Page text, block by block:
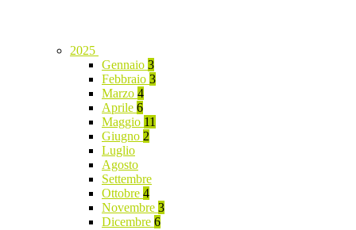
2025
Gennaio 3
Febbraio 3
Marzo 4
Aprile 6
Maggio 11
Giugno 2
Luglio
Agosto
Settembre
Ottobre 4
Novembre 3
Dicembre 6